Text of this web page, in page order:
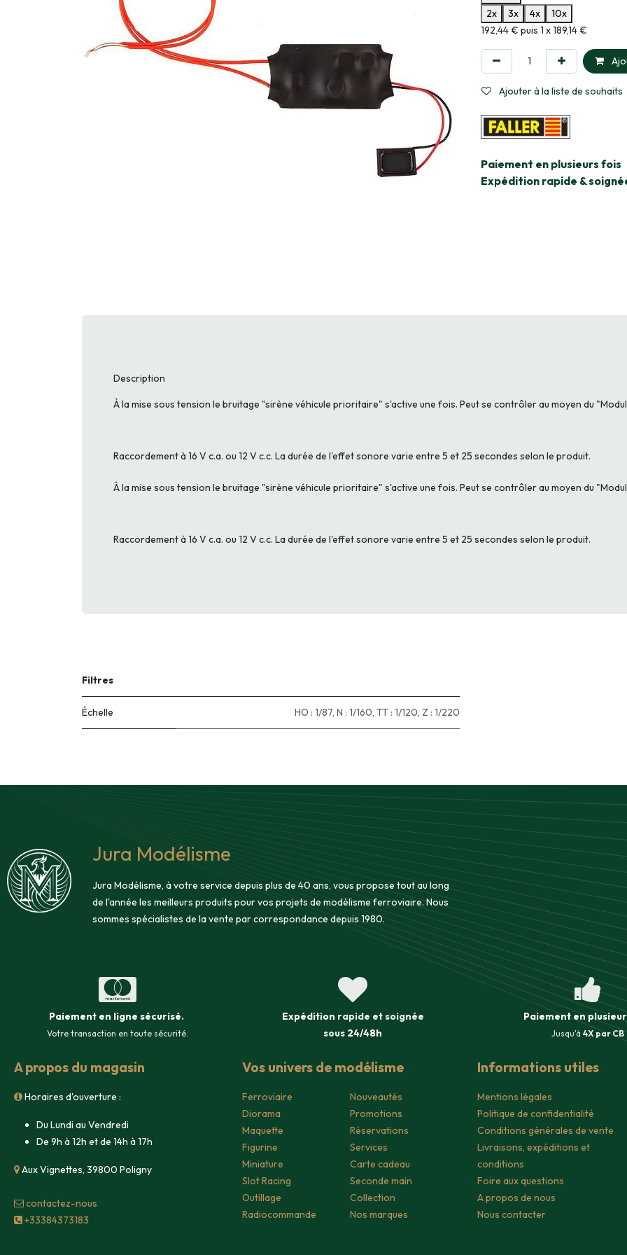
2x
3x 4x
10x
Informations sur le plan de
192,44 € puis 1 x 189,14 €
Ajouter à la liste de souhaits
​Paiement en plusieurs fois
Expédition rapide &
Description
À la mise sous tension le bruitage "sirène véhicule prioritaire" s'active une fois. Peut se contrôler au moyen du
Raccordement à 16 V c.a. ou 12 V c.c. La durée de l'effet sonore varie entre 5 et 25 secondes selon le produit.
À la mise sous tension le bruitage "sirène véhicule prioritaire" s'active une fois. Peut se contrôler au moyen du
Raccordement à 16 V c.a. ou 12 V c.c. La durée de l'effet sonore varie entre 5 et 25 secondes selon le produit.
Filtres
Échelle HO : 1/87, N : 1/160, TT : 1/120, Z : 1/220
Jura Modélisme
Jura Modélisme, à votre service depuis plus de 40 ans, vous propose tout au long
de l'année les meilleurs produits pour vos projets de modélisme ferroviaire. Nous
sommes spécialistes de la vente par correspondance depuis 1980.
Paiement en ligne sécurisé.
Votre transaction en toute sécurité.
Expédition rapide et soignée
sous 24/48h
Paiement en
Jusqu'à 4X par CB
A propos du magasin
Horaires d'ouverture :
Du Lundi au Vendredi
De 9h à 12h et de 14h à 17h
Aux Vignettes, 39800 Poligny
contacte​z-nous
+33384373183
Vos univers de modélisme
Ferroviaire
Diorama
Maquette
Figurine
Miniature
Slot Racing
Outillage
Radiocommande
Nouveautés
Promotions
Réservations
Services
Carte cadeau
Seconde main
Collection
Nos marques
Informations utiles
Mentions légales
Politique de confidentialité
Conditions générales de vente
Livraisons, expéditions et
conditions
Foire aux questions
A propos de nous
Nous contacter